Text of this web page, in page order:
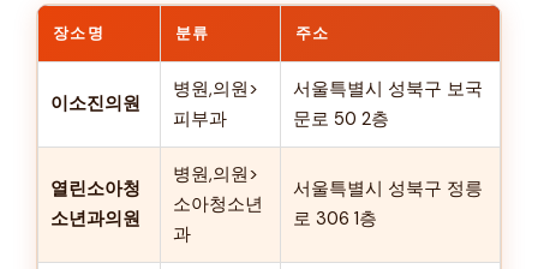
장소명 분류 주소
이소진의원
병원,의원>
피부과
서울특별시 성북구 보국
문로 50 2층
열린소아청
소년과의원
병원,의원>
소아청소년
과
서울특별시 성북구 정릉
로 306 1층